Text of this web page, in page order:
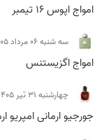
امواج اپوس 16 تیمبر
سه شنبه 06 مرداد 1405
امواج اگزیستنس
چهارشنبه 31 تیر 1405
جورجیو ارمانی امپریو